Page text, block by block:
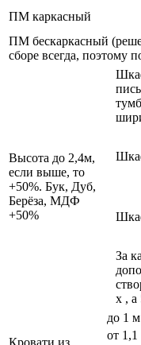
ПМ каркасный
ПМ бескаркасный
сборе всегда, поэтому
Высота до 2,4м,
если выше, то
+50%. Бук, Дуб,
Берёза, МДФ
+50%
За
х , а
до 1 м
от